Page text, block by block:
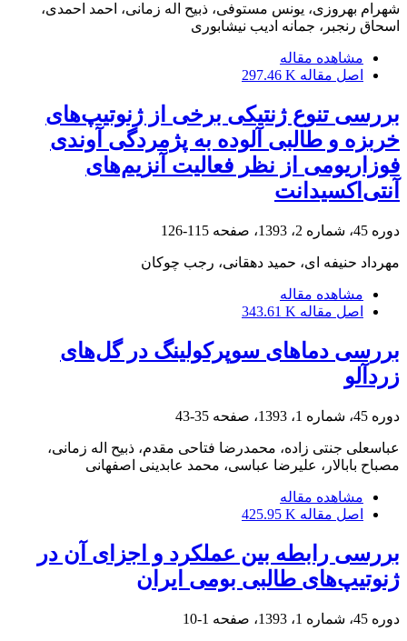
شهرام بهروزی، یونس مستوفی، ذبیح اله زمانی، احمد احمدی،
اسحاق رنجبر، جمانه ادیب نیشابوری
مشاهده مقاله
اصل مقاله 297.46 K
بررسی تنوع ژنتیکی برخی از ژنوتیپ‌های
خربزه و طالبی آلوده به پژمردگی آوندی
فوزاریومی از نظر فعالیت آنزیم‌های
آنتی‌اکسیدانت
دوره 45، شماره 2، 1393، صفحه 115-126
مهرداد حنیفه ای، حمید دهقانی، رجب چوکان
مشاهده مقاله
اصل مقاله 343.61 K
بررسی دماهای سوپرکولینگ در گل‌های
زردآلو
دوره 45، شماره 1، 1393، صفحه 35-43
عباسعلی جنتی زاده، محمدرضا فتاحی مقدم، ذبیح اله زمانی،
مصباح بابالار، علیرضا عباسی، محمد عابدینی اصفهانی
مشاهده مقاله
اصل مقاله 425.95 K
بررسی رابطه بین عملکرد و اجزای آن در
ژنوتیپ‌های طالبی بومی ایران
دوره 45، شماره 1، 1393، صفحه 1-10